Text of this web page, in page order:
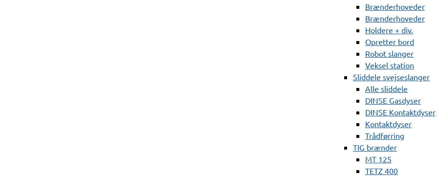
Brænderhoveder
Brænderhoveder
Holdere + div.
Opretter bord
Robot slanger
Veksel station
Sliddele svejseslanger
Alle sliddele
DINSE Gasdyser
DINSE Kontaktdyser
Kontaktdyser
Trådførring
TIG brænder
MT 125
TETZ 400